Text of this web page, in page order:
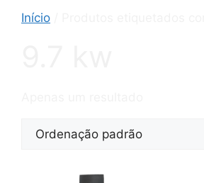
Início